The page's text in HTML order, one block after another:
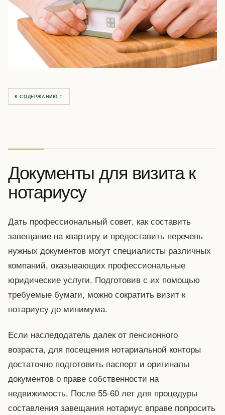
К СОДЕРЖАНИЮ ↑
Документы для визита к
нотариусу
Дать профессиональный совет, как составить
завещание на квартиру и предоставить перечень
нужных документов могут специалисты различных
компаний, оказывающих профессиональные
юридические услуги. Подготовив с их помощью
требуемые бумаги, можно сократить визит к
нотариусу до минимума.
Если наследодатель далек от пенсионного
возраста, для посещения нотариальной конторы
достаточно подготовить паспорт и оригиналы
документов о праве собственности на
недвижимость. После 55-60 лет для процедуры
составления завещания нотариус вправе попросить